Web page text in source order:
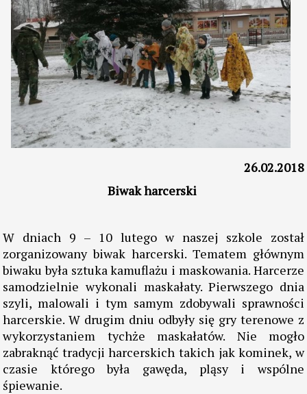
26.02.2018
Biwak harcerski
W dniach 9 – 10 lutego w naszej szkole został
zorganizowany biwak harcerski. Tematem głównym
biwaku była sztuka kamuflażu i maskowania. Harcerze
samodzielnie wykonali maskałaty. Pierwszego dnia
szyli, malowali i tym samym zdobywali sprawności
harcerskie. W drugim dniu odbyły się gry terenowe z
wykorzystaniem tychże maskałatów. Nie mogło
zabraknąć tradycji harcerskich takich jak kominek, w
czasie którego była gawęda, pląsy i wspólne
śpiewanie.